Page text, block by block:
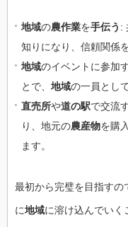
地域の農作業を手伝う :
知りになり、信頼関係
地域のイベントに参加
とで、 地域の一員とし
直売所や道の駅で交流
り、地元の農産物を購
ます。
最初から完璧を目指すの
に地域に溶け込んでいく